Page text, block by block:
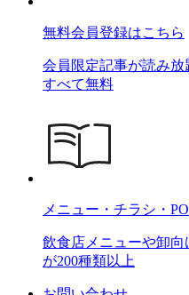
無料会員登録はこちら
会員限定記事が読み
すべて無料
メニュー・チラシ・
飲食店メニューや卸向
が200種類以上